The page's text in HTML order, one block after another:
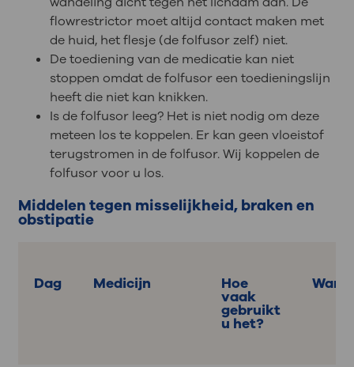
flowrestrictor moet altijd contact maken met
de huid, het flesje (de folfusor zelf) niet.
De toediening van de medicatie kan niet
stoppen omdat de folfusor een toedieningslijn
heeft die niet kan knikken.
Is de folfusor leeg? Het is niet nodig om deze
meteen los te koppelen. Er kan geen vloeistof
terugstromen in de folfusor. Wij koppelen de
folfusor voor u los.
Middelen tegen misselijkheid, braken en
obstipatie
Dag Medicijn Hoe
vaak
gebruikt
u het?